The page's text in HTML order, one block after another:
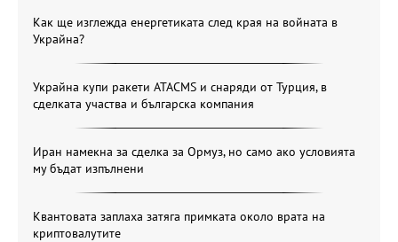
Как ще изглежда енергетиката след края на войната в
Украйна?
Украйна купи ракети ATACMS и снаряди от Турция, в
сделката участва и българска компания
Иран намекна за сделка за Ормуз, но само ако условията
му бъдат изпълнени
Квантовата заплаха затяга примката около врата на
криптовалутите